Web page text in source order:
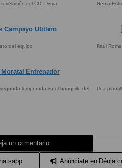
del CD. Dénia Gema
del equipo Raúl
temporada en el banquillo del
Una
un comentario
Anúnciate en